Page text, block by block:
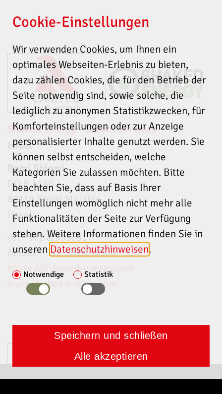
Shaked Energy - Steam Services
Israel
Rami Shlomi
P.O.B 1186
83110 Kiryat Malakhi
Israel
Tel +972 8 9330917
Mobile +972 50 8494500
shaked
@shaked-energy.com
www.shaked-energy.com
Cookie-Einstellungen
Wir verwenden Cookies, um Ihnen ein
optimales Webseiten-Erlebnis zu bieten,
dazu zählen Cookies, die für den Betrieb der
Seite notwendig sind, sowie solche, die
lediglich zu anonymen Statistikzwecken, für
Komforteinstellungen oder zur Anzeige
personalisierter Inhalte genutzt werden. Sie
können selbst entscheiden, welche
Kategorien Sie zulassen möchten. Bitte
beachten Sie, dass auf Basis Ihrer
Einstellungen womöglich nicht mehr alle
Funktionalitäten der Seite zur Verfügung
stehen. Weitere Informationen finden Sie in
unseren Datenschutzhinweisen.
Notwendige Statistik
Alle akzeptieren
Speichern und schließen